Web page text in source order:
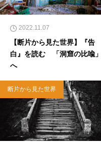
2022.11.07
【断片から見た世界】『告
白』を読む 「洞窟の比喩」
へ
断片から見た世界